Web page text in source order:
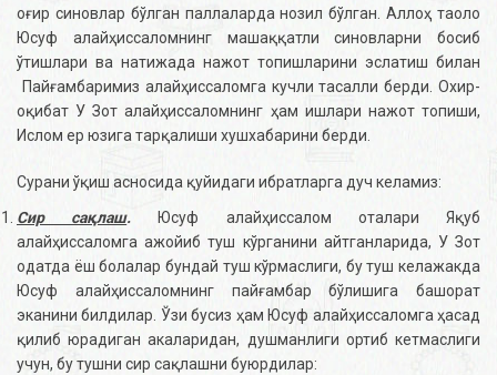
оғир синовлар бўлган паллаларда нозил бўлган. Аллоҳ таоло
Юсуф алайҳиссаломнинг машаққатли синовларни босиб
ўтишлари ва натижада нажот топишларини эслатиш билан
Пайғамбаримиз алайҳиссаломга кучли тасалли берди. Охир-
оқибат У Зот алайҳиссаломнинг ҳам ишлари нажот топиши,
Ислом ер юзига тарқалиши хушхабарини берди.
Сурани ўқиш асносида қуйидаги ибратларга дуч келамиз:
Сир сақлаш. Юсуф алайҳиссалом оталари Яқуб
алайҳиссаломга ажойиб туш кўрганини айтганларида, У Зот
одатда ёш болалар бундай туш кўрмаслиги, бу туш келажакда
Юсуф алайҳиссаломнинг пайғамбар бўлишига башорат
эканини билдилар. Ўзи бусиз ҳам Юсуф алайҳиссаломга ҳасад
қилиб юрадиган акаларидан, душманлиги ортиб кетмаслиги
учун, бу тушни сир сақлашни буюрдилар: